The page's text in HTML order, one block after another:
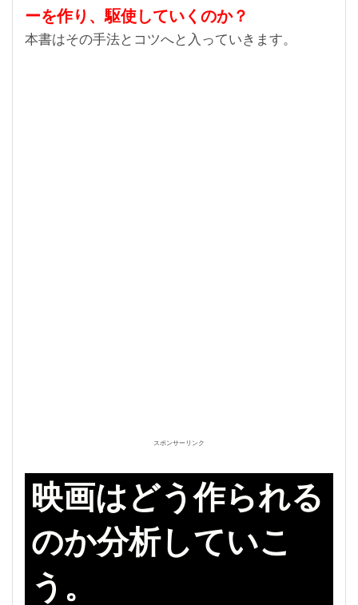
ーを作り、駆使していくのか？
本書はその手法とコツへと入っていきます。
スポンサーリンク
映画はどう作られる
のか分析していこ
う。